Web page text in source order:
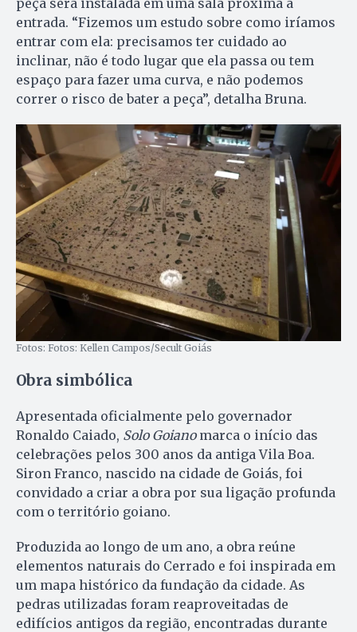
entrada. “Fizemos um estudo sobre como iríamos
entrar com ela: precisamos ter cuidado ao
inclinar, não é todo lugar que ela passa ou tem
espaço para fazer uma curva, e não podemos
correr o risco de bater a peça”, detalha Bruna.
Fotos: Fotos: Kellen Campos/Secult Goiás
Obra simbólica
Apresentada oficialmente pelo governador
Ronaldo Caiado, Solo Goianomarca o início das
celebrações pelos 300 anos da antiga Vila Boa.
Siron Franco, nascido na cidade de Goiás, foi
convidado a criar a obra por sua ligação profunda
com o território goiano.
Produzida ao longo de um ano, a obra reúne
elementos naturais do Cerrado e foi inspirada em
um mapa histórico da fundação da cidade. As
pedras utilizadas foram reaproveitadas de
edifícios antigos da região, encontradas durante